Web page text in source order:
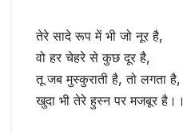
तेरे सादे रूप में भी जो नूर है,
वो हर चेहरे से कुछ दूर है,
तू जब मुस्कुराती है, तो लगता है,
खुदा भी तेरे हुस्न पर मजबूर है।।